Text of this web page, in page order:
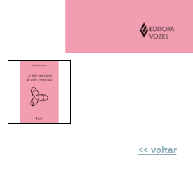
voltar